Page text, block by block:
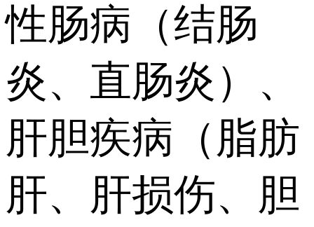
性肠病（结肠
炎、直肠炎）、
肝胆疾病（脂肪
肝、肝损伤、胆